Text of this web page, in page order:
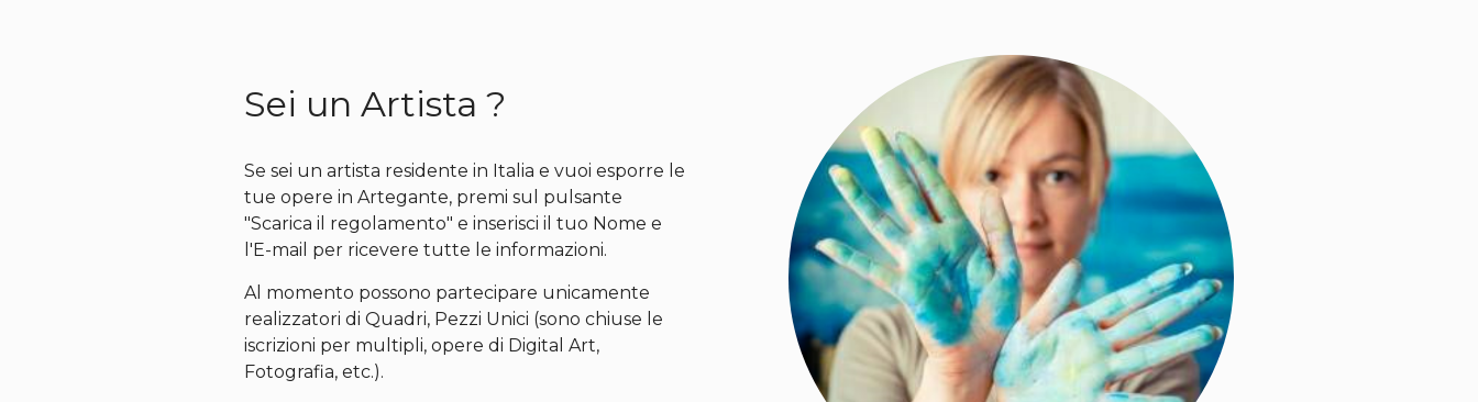
Sei un Artista ?
Se sei un artista residente in Italia e vuoi esporre le
tue opere in Artegante, premi sul pulsante
"Scarica il regolamento" e inserisci il tuo Nome e
l'E-mail per ricevere tutte le informazioni.
Al momento possono partecipare unicamente
realizzatori di Quadri, Pezzi Unici (sono chiuse le
iscrizioni per multipli, opere di Digital Art,
Fotografia, etc.).